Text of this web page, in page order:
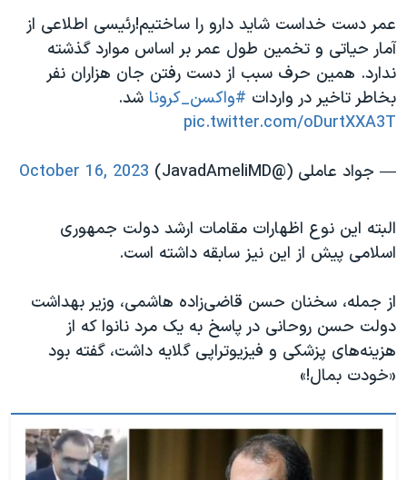
عمر دست خداست شاید دارو را ساختیم!رئیسی اطلاعی از
آمار حیاتی و تخمین طول عمر بر اساس موارد گذشته
ندارد. همین حرف سبب از دست رفتن جان هزاران نفر
بخاطر تاخیر در واردات #واکسن_کرونا شد.
pic.twitter.com/oDurtXXA3T
— جواد عاملی (@JavadAmeliMD)
October 16, 2023
البته این نوع اظهارات مقامات ارشد دولت جمهوری
اسلامی پیش از این نیز سابقه داشته است.
از جمله، سخنان حسن قاضی‌زاده هاشمی، وزیر بهداشت
دولت حسن روحانی در پاسخ به یک مرد نانوا که از
هزینه‌های پزشکی و فیزیوتراپی گلایه داشت، گفته بود
«خودت بمال!»